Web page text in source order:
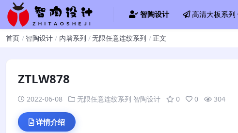
智陶设计 高清大板系列
首页 智陶设计 内墙系列 无限任意连纹系列 正文
ZTLW878
2022-06-08 无限任意连纹系列 智陶设计 0 0 304
详情介绍